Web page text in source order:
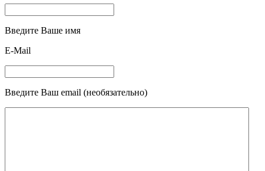
Введите Ваше имя
E-Mail
Введите Ваш email (необязательно)